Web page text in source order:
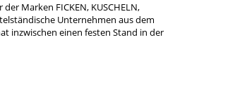
Marken FICKEN, KUSCHELN,
Unternehmen aus dem
inzwischen einen festen Stand in der